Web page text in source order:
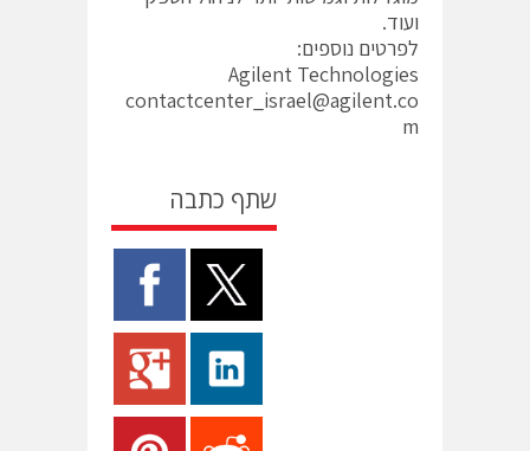
ועוד.
לפרטים נוספים:
Agilent Technologies
contactcenter_israel@agilent.co
m
שתף כתבה